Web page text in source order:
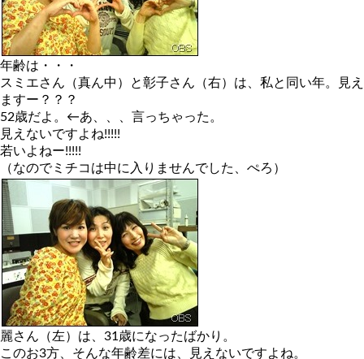
年齢は・・・
スミエさん（真ん中）と彰子さん（右）は、私と同い年。見え
ますー？？？
52歳だよ。←あ、、、言っちゃった。
見えないですよね!!!!!
若いよねー!!!!!
（なのでミチコは中に入りませんでした、ぺろ）
麗さん（左）は、31歳になったばかり。
このお3方、そんな年齢差には、見えないですよね。